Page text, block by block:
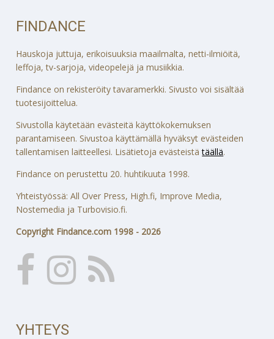
FINDANCE
Hauskoja juttuja, erikoisuuksia maailmalta, netti-ilmiöitä,
leffoja, tv-sarjoja, videopelejä ja musiikkia.
Findance on rekisteröity tavaramerkki. Sivusto voi sisältää
tuotesijoittelua.
Sivustolla käytetään evästeitä käyttökokemuksen
parantamiseen. Sivustoa käyttämällä hyväksyt evästeiden
tallentamisen laitteellesi. Lisätietoja evästeistätäällä.
Findance on perustettu 20. huhtikuuta 1998.
Yhteistyössä: All Over Press, High.fi, Improve Media,
Nostemedia ja Turbovisio.fi.
Copyright Findance.com 1998 - 2026
YHTEYS